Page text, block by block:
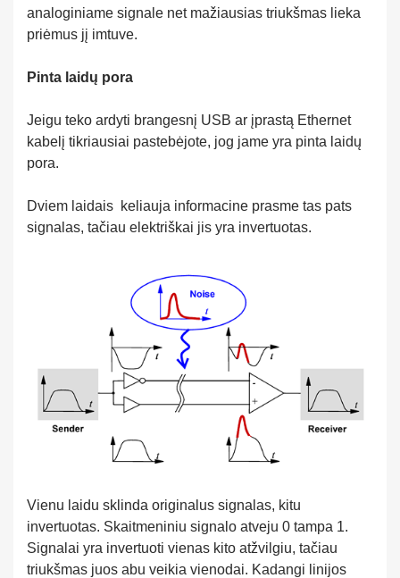
analoginiame signale net mažiausias triukšmas lieka
priėmus jį imtuve.
Pinta laidų pora
Jeigu teko ardyti brangesnį USB ar įprastą Ethernet
kabelį tikriausiai pastebėjote, jog jame yra pinta laidų
pora.
Dviem laidais keliauja informacine prasme tas pats
signalas, tačiau elektriškai jis yra invertuotas.
Vienu laidu sklinda originalus signalas, kitu
invertuotas. Skaitmeniniu signalo atveju 0 tampa 1.
Signalai yra invertuoti vienas kito atžvilgiu, tačiau
triukšmas juos abu veikia vienodai. Kadangi linijos